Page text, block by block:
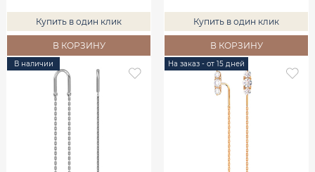
Купить в один клик
В КОРЗИНУ
Купить в один клик
В КОРЗИНУ
В наличии На заказ - от 15 дней